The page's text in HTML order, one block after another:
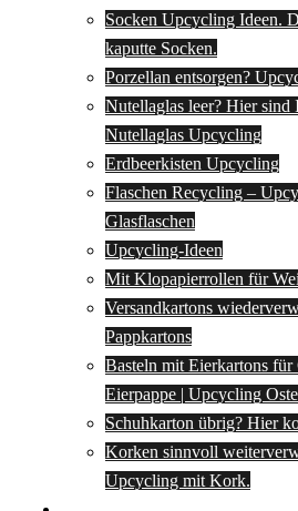
Socken Upcycling Ideen.
kaputte Socken.
Porzellan entsorgen?
Nutellaglas leer? Hier sind
Nutellaglas Upcycling
Erdbeerkisten Upcycling
Flaschen Recycling –
Glasflaschen
Upcycling-Ideen
Mit Klopapierrollen für
Versandkartons
Pappkartons
Basteln mit Eierkartons für
Eierpappe | Upcycling
Schuhkarton übrig? Hier
Korken sinnvoll
Upcycling mit Kork.